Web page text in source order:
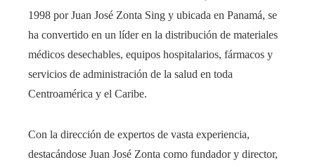
1998 por Juan José Zonta Sing y ubicada en Panamá, se
ha convertido en un líder en la distribución de materiales
médicos desechables, equipos hospitalarios, fármacos y
servicios de administración de la salud en toda
Centroamérica y el Caribe.
Con la dirección de expertos de vasta experiencia,
destacándose Juan José Zonta como fundador y director,